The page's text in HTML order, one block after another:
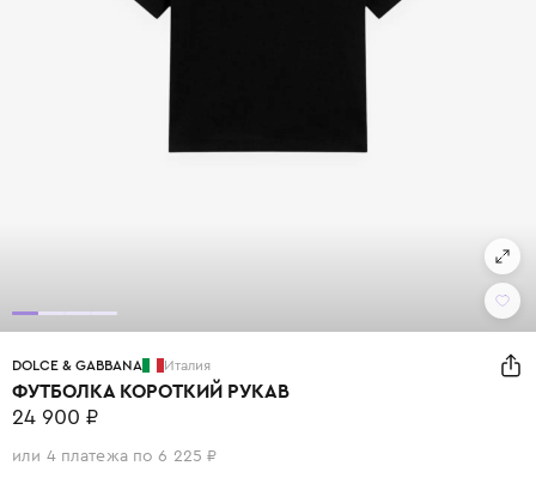
DOLCE & GABBANA Италия
ФУТБОЛКА КОРОТКИЙ РУКАВ
24 900 ₽
или 4 платежа по 6 225 ₽